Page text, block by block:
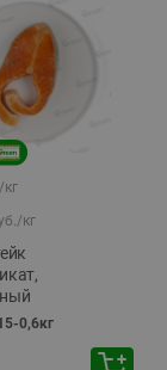
кг
кг
0,6кг